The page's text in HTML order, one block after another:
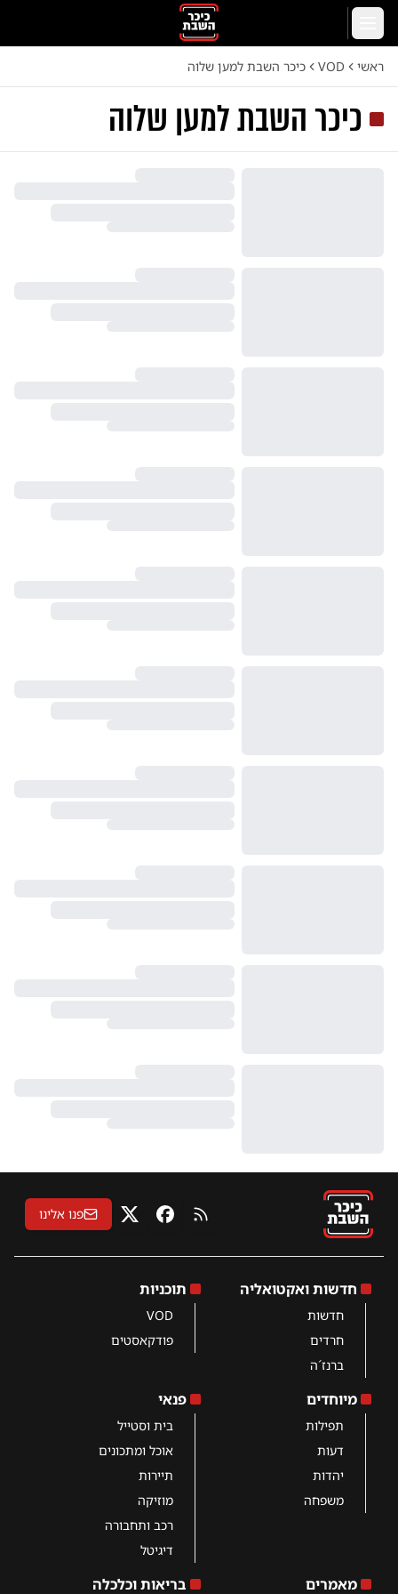
דלג לתוכן הראשי
ראשי VOD כיכר השבת למען שלוה
כיכר השבת למען שלוה
RSS פייסבוקX פנו אלינו
חדשות ואקטואליה
חדשות
חרדים
ברנז´ה
תוכניות
VOD
פודקאסטים
מיוחדים
תפילות
דעות
יהדות
משפחה
פנאי
בית וסטייל
אוכל ומתכונים
תיירות
מוזיקה
רכב ותחבורה
דיגיטל
מאמרים בריאות וכלכלה